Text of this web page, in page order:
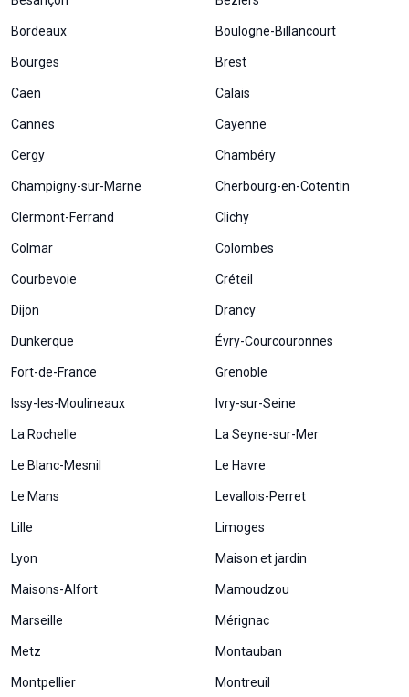
Bordeaux Boulogne-Billancourt
Bourges Brest
Caen Calais
Cannes Cayenne
Cergy Chambéry
Champigny-sur-Marne Cherbourg-en-Cotentin
Clermont-Ferrand Clichy
Colmar Colombes
Courbevoie Créteil
Dijon Drancy
Dunkerque Évry-Courcouronnes
Fort-de-France Grenoble
Issy-les-Moulineaux Ivry-sur-Seine
La Rochelle La Seyne-sur-Mer
Le Blanc-Mesnil Le Havre
Le Mans Levallois-Perret
Lille Limoges
Lyon Maison et jardin
Maisons-Alfort Mamoudzou
Marseille Mérignac
Metz Montauban
Montpellier Montreuil
Ces cookies ne